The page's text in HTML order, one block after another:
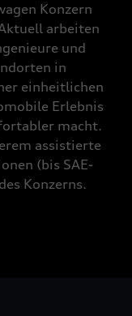
Konzern
arbeiten
und
in
einheitlichen
Erlebnis
macht.
assistierte
(bis SAE-
Konzerns.